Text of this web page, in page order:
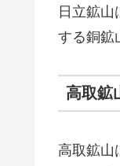
日立鉱
する銅鉱
高取鉱
高取鉱山